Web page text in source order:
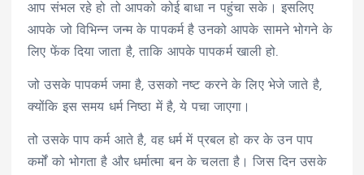
आप संभल रहे हो तो आपको कोई बाधा न पहुंचा सके। इसलिए
आपके जो विभिन्न जन्म के पापकर्म है उनको आपके सामने भोगने के
लिए फेंक दिया जाता है, ताकि आपके पापकर्म खाली हो.
जो उसके पापकर्म जमा है, उसको नष्ट करने के लिए भेजे जाते है,
क्योंकि इस समय धर्म निष्ठा में है, ये पचा जाएगा।
तो उसके पाप कर्म आते है, वह धर्म में प्रबल हो कर के उन पाप
कर्मों को भोगता है और धर्मात्मा बन के चलता है। जिस दिन उसके